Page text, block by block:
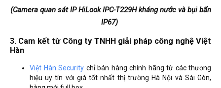
(Camera quan sát IP HiLook IPC-T229H kháng nước và bụi bẩn
IP67)
3. Cam kết từ Công ty TNHH giải pháp công nghệ Việt
Hàn
Việt Hàn Security chỉ bán hàng chính hãng từ các thương
hiệu uy tín với giá tốt nhất thị trường Hà Nội và Sài Gòn,